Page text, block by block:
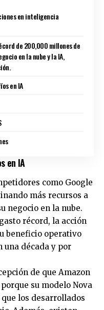
en inteligencia
de 200,000 millones de
en la nube y la IA,
en IA
en IA
como Google
más recursos a
negocio en la nube.
récord, la acción
beneficio operativo
una década y por
de que Amazon
su modelo Nova
los desarrollados